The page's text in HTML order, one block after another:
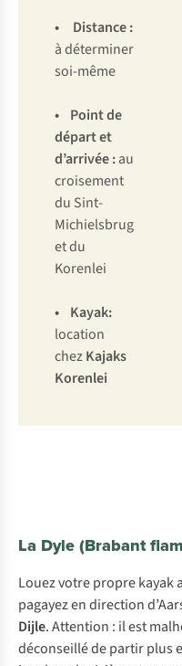
• Distance:
à déterminer
soi-même
• Point de
départ et
d’arrivée:au
croisement
du Sint-
Michielsbrug
et du
Korenlei
• Kayak:
location
chezKajaks
Korenlei
La Dyle (Brabant
Louez votre propre kayak
pagayez en direction
Dijle. Attention : il est
déconseillé de partir plus